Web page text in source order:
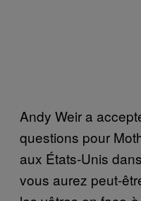
Andy Weir a
questions pour
aux États-Unis
vous aurez peut-